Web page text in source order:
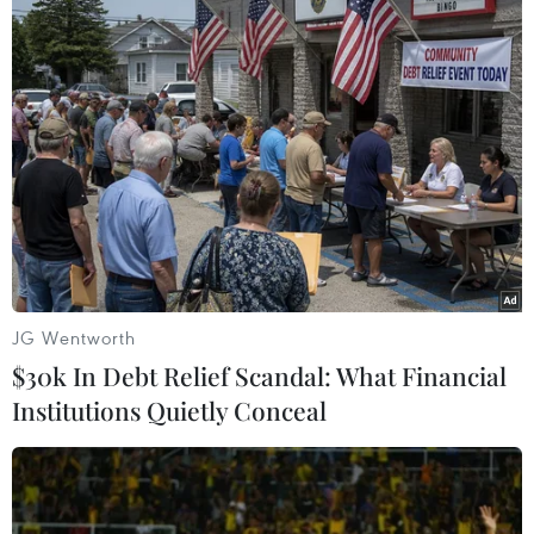
Bỉ tìm ra hướng đi mới trong điều trị
ung thư gan di căn
07/08/2026 04:05
Nga thoái vốn nhà nước khỏi Sân bay
Quốc tế Sheremetyevo
07/08/2026 00:22
Nga thông báo tấn công căn
06/08/2026 16:21
JG Wentworth
$30k In Debt Relief Scandal: What Financial
Institutions Quietly Conceal